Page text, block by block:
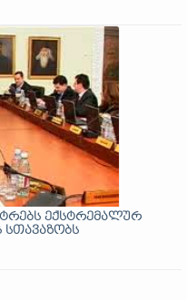
ექსტრემალურ